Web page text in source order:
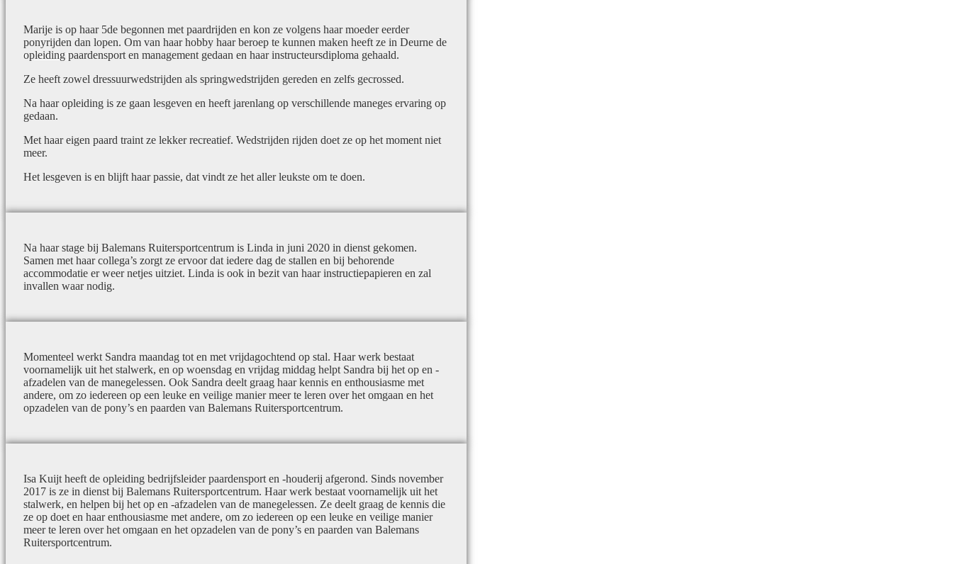
Contact
Marije is op haar 5de begonnen met paardrijden en kon ze volgens haar moeder eerder
ponyrijden dan lopen. Om van haar hobby haar beroep te kunnen maken heeft ze in Deurne de
opleiding paardensport en management gedaan en haar instructeursdiploma gehaald.
Ze heeft zowel dressuurwedstrijden als springwedstrijden gereden en zelfs gecrossed.
Na haar opleiding is ze gaan lesgeven en heeft jarenlang op verschillende maneges ervaring op
gedaan.
Met haar eigen paard traint ze lekker recreatief. Wedstrijden rijden doet ze op het moment niet
meer.
Het lesgeven is en blijft haar passie, dat vindt ze het aller leukste om te doen.
Na haar stage bij Balemans Ruitersportcentrum is Linda in juni 2020 in dienst gekomen.
Samen met haar collega’s zorgt ze ervoor dat iedere dag de stallen en bij behorende
accommodatie er weer netjes uitziet. Linda is ook in bezit van haar instructiepapieren en zal
invallen waar nodig.
Momenteel werkt Sandra maandag tot en met vrijdagochtend op stal. Haar werk bestaat
voornamelijk uit het stalwerk, en op woensdag en vrijdag middag helpt Sandra bij het op en -
afzadelen van de manegelessen. Ook Sandra deelt graag haar kennis en enthousiasme met
andere, om zo iedereen op een leuke en veilige manier meer te leren over het omgaan en het
opzadelen van de pony’s en paarden van Balemans Ruitersportcentrum.
Isa Kuijt heeft de opleiding bedrijfsleider paardensport en -houderij afgerond. Sinds november
2017 is ze in dienst bij Balemans Ruitersportcentrum. Haar werk bestaat voornamelijk uit het
stalwerk, en helpen bij het op en -afzadelen van de manegelessen. Ze deelt graag de kennis die
ze op doet en haar enthousiasme met andere, om zo iedereen op een leuke en veilige manier
meer te leren over het omgaan en het opzadelen van de pony’s en paarden van Balemans
Ruitersportcentrum.